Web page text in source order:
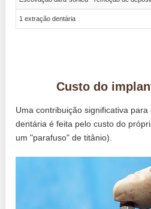
1 extração dentária
Custo do
Uma contribuição significativa
dentária é feita pelo custo do
um "parafuso" de titânio).